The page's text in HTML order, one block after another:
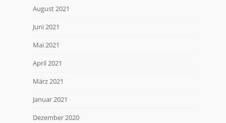
August 2021
Juni 2021
Mai 2021
April 2021
März 2021
Januar 2021
Dezember 2020